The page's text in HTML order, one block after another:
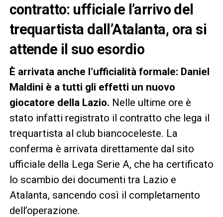
contratto: ufficiale l’arrivo del
trequartista dall’Atalanta, ora si
attende il suo esordio
È arrivata anche l’ufficialità formale: Daniel
Maldini è a tutti gli effetti un nuovo
giocatore della Lazio. Nelle ultime ore è
stato infatti registrato il contratto che lega il
trequartista al club biancoceleste. La
conferma è arrivata direttamente dal sito
ufficiale della Lega Serie A, che ha certificato
lo scambio dei documenti tra Lazio e
Atalanta, sancendo così il completamento
dell’operazione.